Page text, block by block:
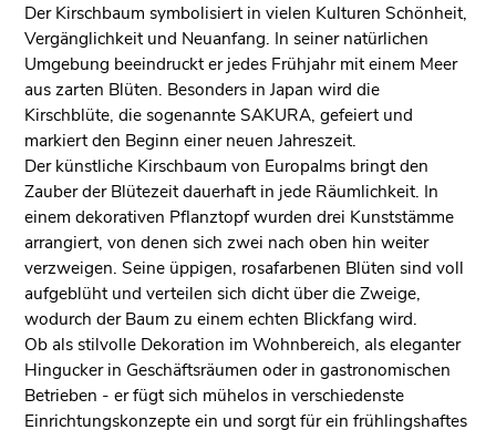
Der Kirschbaum symbolisiert in vielen Kulturen Schönheit,
Vergänglichkeit und Neuanfang. In seiner natürlichen
Umgebung beeindruckt er jedes Frühjahr mit einem Meer
aus zarten Blüten. Besonders in Japan wird die
Kirschblüte, die sogenannte SAKURA, gefeiert und
markiert den Beginn einer neuen Jahreszeit.
Der künstliche Kirschbaum von Europalms bringt den
Zauber der Blütezeit dauerhaft in jede Räumlichkeit. In
einem dekorativen Pflanztopf wurden drei Kunststämme
arrangiert, von denen sich zwei nach oben hin weiter
verzweigen. Seine üppigen, rosafarbenen Blüten sind voll
aufgeblüht und verteilen sich dicht über die Zweige,
wodurch der Baum zu einem echten Blickfang wird.
Ob als stilvolle Dekoration im Wohnbereich, als eleganter
Hingucker in Geschäftsräumen oder in gastronomischen
Betrieben - er fügt sich mühelos in verschiedenste
Einrichtungskonzepte ein und sorgt für ein frühlingshaftes